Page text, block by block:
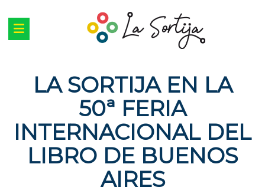
LA SORTIJA EN LA
50ª FERIA
INTERNACIONAL DEL
LIBRO DE BUENOS
AIRES